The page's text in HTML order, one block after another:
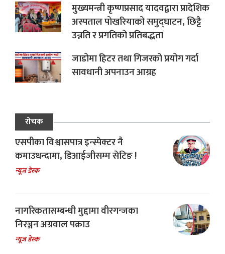
मुख्यमन्त्री कृष्णप्रसाद यादवद्वारा प्रादेशिक
अस्पताल पोखरियाको समुद्घाटन, छिट्टै
उन्नति र प्रगतिको प्रतिबद्धता
जाडोमा हिटर तथा गिजरको प्रयोग गर्दा
सावधानी अपनाउन आग्रह
रोचक
एसपीका विश्वासपात्र इन्स्पेक्टर नै
कमाउधन्दामा, डिआईजीसम्म सेटिङ !
न्यूज डेस्क
नागरिकतासम्बन्धी मुद्दामा वीरगन्जका
निरञ्जन अग्रवाल पक्राउ
न्यूज डेस्क